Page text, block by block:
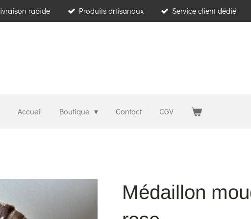
rapide Produits artisanaux Service client dédié
Accueil Boutique Contact CGV
Médaillon